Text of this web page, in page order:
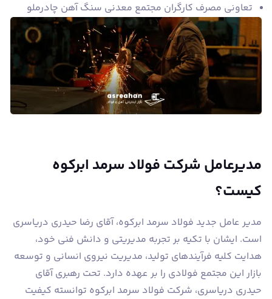
تعاونی مصرف کارگران مجتمع معدنی سنگ آهن چادرملو
مدیرعامل شرکت فولاد سرمد ابرکوه
کیست؟
مدیر عامل جدید فولاد سرمد ابرکوه، آقای رضا حیدری دریاسری
است. ایشان با تکیه بر تجربه مدیریتی و دانش فنی خود،
هدایت کلیه فرآیندهای تولید، مدیریت نیروی انسانی و توسعه
بازار این مجتمع فولادی را بر عهده دارد. تحت رهبری آقای
حیدری دریاسری، شرکت فولاد سرمد ابرکوه توانسته کیفیت